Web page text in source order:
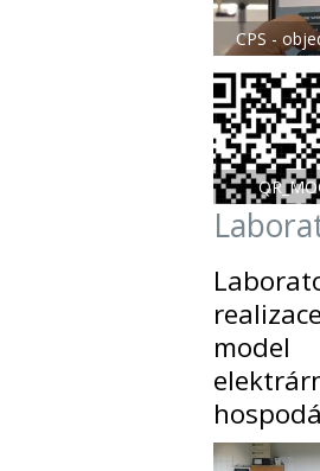
CPS -
model